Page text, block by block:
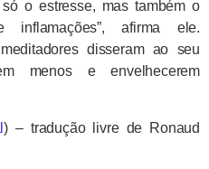
o estresse, mas também o
inflamações”, afirma ele.
disseram ao seu
menos e envelhecerem
) – tradução livre de Ronaud